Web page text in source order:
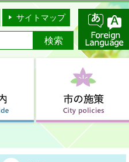
サイトマップ